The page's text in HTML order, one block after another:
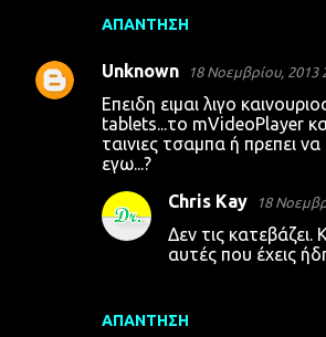
ΑΠΆΝΤΗΣΗ
Unknown 18 Νοεμβρίου, 2013
Επειδη ειμαι λιγο
tablets...το mVideoPlayer
ταινιες τσαμπα ή πρεπει
εγω...?
ΑΠΆΝΤΗΣΗ
Chris Kay 18
Δεν τις κατεβάζει.
αυτές που έχεις